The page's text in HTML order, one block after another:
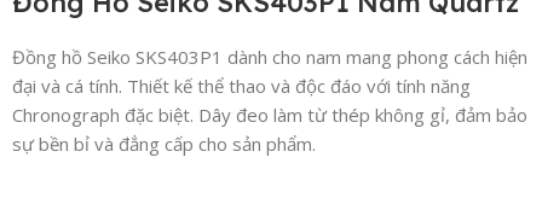
Đồng hồ Seiko SKS403P1 dành cho nam mang phong cách hiện
đại và cá tính. Thiết kế thể thao và độc đáo với tính năng
Chronograph đặc biệt. Dây đeo làm từ thép không gỉ, đảm bảo
sự bền bỉ và đẳng cấp cho sản phẩm.